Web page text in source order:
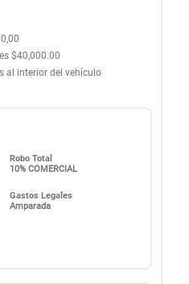
$40,000.00
al interior del vehículo
Robo Total
10% COMERCIAL
Gastos Legales
Amparada